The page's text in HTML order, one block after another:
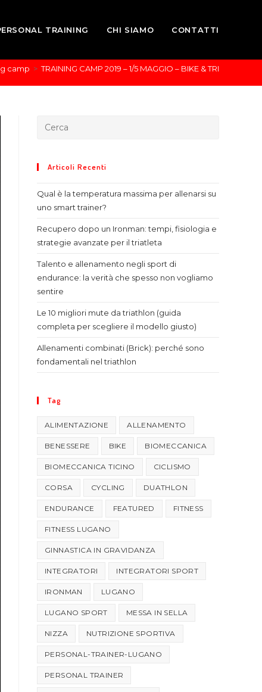
TRAINING CHI SIAMO CONTATTI
camp > TRAINING CAMP 2019 – 1/5 MAGGIO – BIKE & TRI
Articoli Recenti
Qual è la temperatura massima per allenarsi su
uno smart trainer?
Recupero dopo un Ironman: tempi, fisiologia e
strategie avanzate per il triatleta
Talento e allenamento negli sport di
endurance: la verità che spesso non vogliamo
sentire
Le 10 migliori mute da triathlon (guida
completa per scegliere il modello giusto)
Allenamenti combinati (Brick): perché sono
fondamentali nel triathlon
Tag
ALIMENTAZIONE ALLENAMENTO
BENESSERE BIKE BIOMECCANICA
BIOMECCANICA TICINO CICLISMO
CORSA CYCLING DUATHLON
ENDURANCE FEATURED FITNESS
FITNESS LUGANO
GINNASTICA IN GRAVIDANZA
INTEGRATORI INTEGRATORI SPORT
IRONMAN LUGANO
LUGANO SPORT MESSA IN SELLA
NIZZA NUTRIZIONE SPORTIVA
PERSONAL-TRAINER-LUGANO
PERSONAL TRAINER